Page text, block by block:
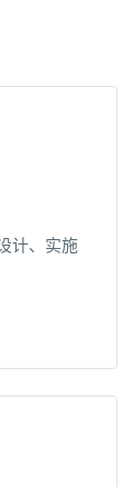
计、实施